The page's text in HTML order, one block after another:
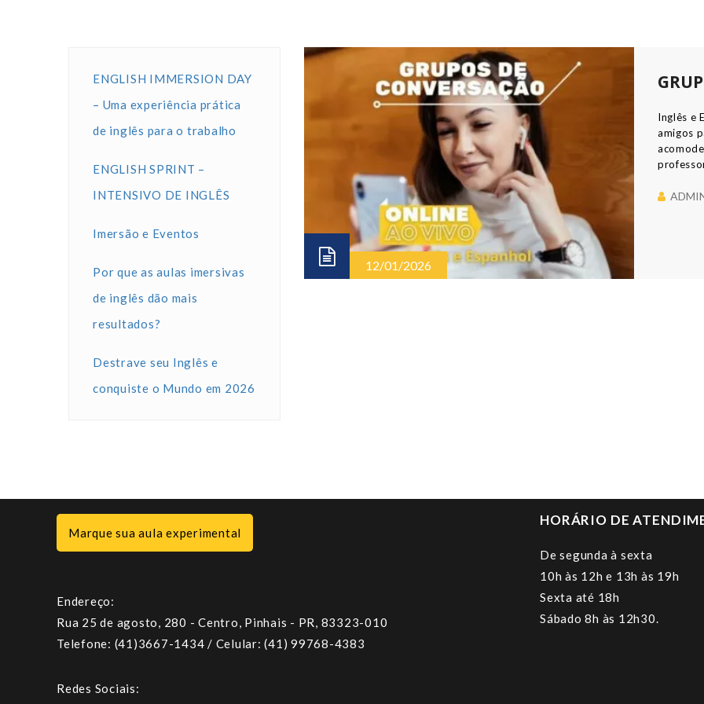
ENGLISH IMMERSION DAY
– Uma experiência prática
de inglês para o trabalho
ENGLISH SPRINT –
INTENSIVO DE INGLÊS
Imersão e Eventos
Por que as aulas imersivas
de inglês dão mais
resultados?
Destrave seu Inglês e
conquiste o Mundo em 2026
12/01/2026
Inglês e
amigos
novas
Marque sua aula experimental
Endereço:
Rua 25 de agosto, 280 - Centro, Pinhais - PR, 83323-010
Telefone: (41)3667-1434 / Celular: (41) 99768-4383
Redes Sociais:
HORÁRIO DE
De segunda à sexta
10h às 12h e 13h às 19h
Sexta até 18h
Sábado 8h às 12h30.